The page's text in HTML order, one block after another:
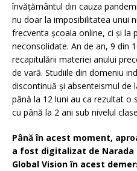
învățământul din cauza
nu doar la imposibilitatea unui
frecventa școala online, ci și la
neconsolidate. An de an, 9 din
recapitulării materiei anului
de vară. Studiile din domeniu
discontinuă și absenteismul de
până la 12 luni au ca rezultat o
cu până la 2 ani sub nivelul
Până în acest moment,
a fost digitalizat de
Global Vision în acest